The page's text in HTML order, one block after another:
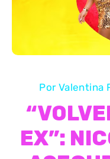
Por Valentina
EX”: